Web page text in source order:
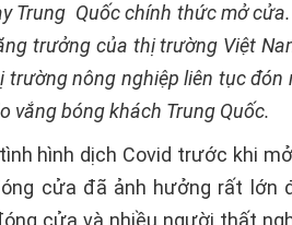
Trung Quốc chính thức mở
trưởng của thị trường Việt
nông nghiệp liên tục đón
vắng bóng khách Trung Quốc.
hình dịch Covid trước khi
cửa đã ảnh hưởng rất lớn
cửa và nhiều người thất